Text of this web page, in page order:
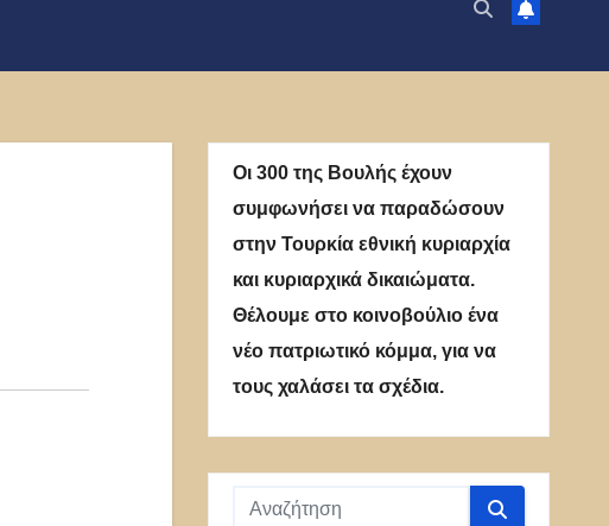
Οι 300 της Βουλής έχουν
συμφωνήσει να παραδώσουν
στην Τουρκία εθνική κυριαρχία
και κυριαρχικά δικαιώματα.
Θέλουμε στο κοινοβούλιο ένα
νέο πατριωτικό κόμμα, για να
τους χαλάσει τα σχέδια.